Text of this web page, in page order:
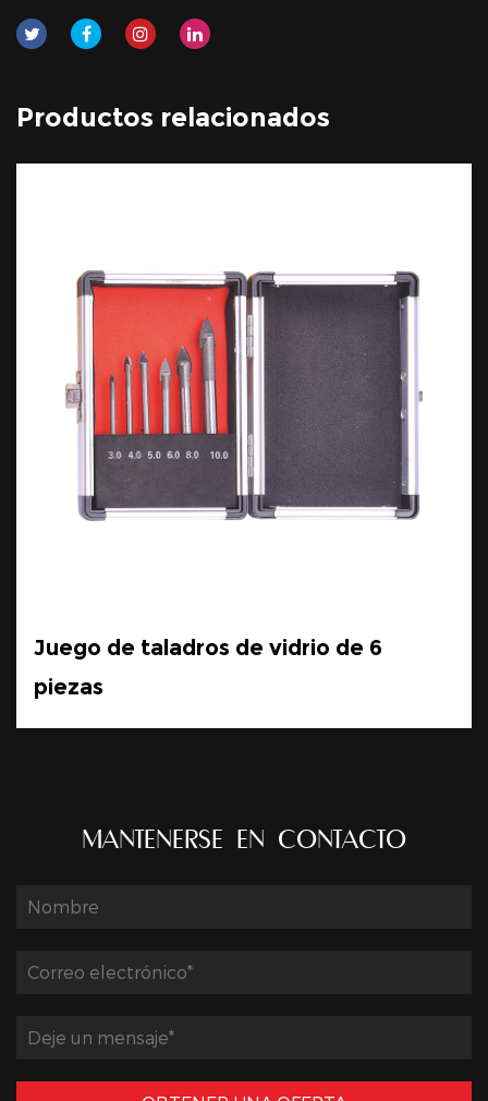
Productos relacionados
Juego de taladros de vidrio de 6
piezas
MANTENERSE EN CONTACTO